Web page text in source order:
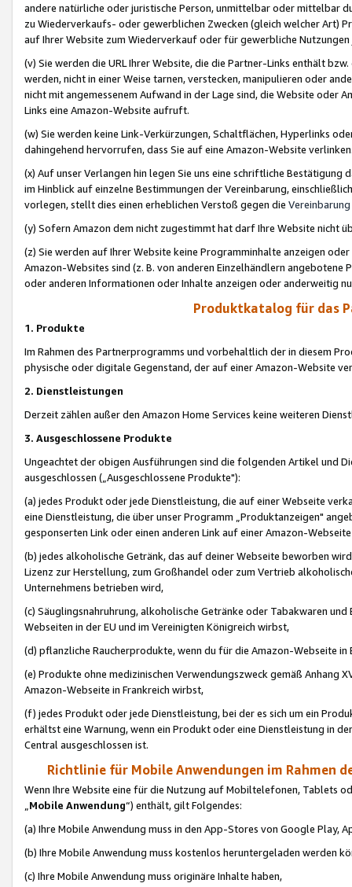
andere natürliche oder juristische Person, unmittelbar oder mittelbar
zu Wiederverkaufs- oder gewerblichen Zwecken (gleich welcher Art)
auf Ihrer Website zum Wiederverkauf oder für gewerbliche
(v) Sie werden die URL Ihrer Website, die die Partner-Links enthält
werden, nicht in einer Weise tarnen, verstecken, manipulieren oder
nicht mit angemessenem Aufwand in der Lage sind, die Website oder
Links eine Amazon-Website aufruft.
(w) Sie werden keine Link-Verkürzungen, Schaltflächen, Hyperlinks
dahingehend hervorrufen, dass Sie auf eine Amazon-Website
(x) Auf unser Verlangen hin legen Sie uns eine schriftliche
im Hinblick auf einzelne Bestimmungen der Vereinbarung,
vorlegen, stellt dies einen erheblichen Verstoß gegen die Vereinbarung
(y) Sofern Amazon dem nicht zugestimmt hat darf Ihre Website nicht
(z) Sie werden auf Ihrer Website keine Programminhalte anzeigen
Amazon-Websites sind (z. B. von anderen Einzelhändlern
oder anderen Informationen oder Inhalte anzeigen oder anderweitig
Produktkatalog für das
1. Produkte
Im Rahmen des Partnerprogramms und vorbehaltlich der in diesem
physische oder digitale Gegenstand, der auf einer Amazon-Website
2. Dienstleistungen
Derzeit zählen außer den Amazon Home Services keine weiteren
3. Ausgeschlossene Produkte
Ungeachtet der obigen Ausführungen sind die folgenden Artikel und
ausgeschlossen („Ausgeschlossene Produkte"):
(a) jedes Produkt oder jede Dienstleistung, die auf einer Webseite
eine Dienstleistung, die über unser Programm „Produktanzeigen"
gesponserten Link oder einen anderen Link auf einer Amazon-
(b) jedes alkoholische Getränk, das auf deiner Webseite beworben
Lizenz zur Herstellung, zum Großhandel oder zum Vertrieb
Unternehmens betrieben wird,
(c) Säuglingsnahruhrung, alkoholische Getränke oder Tabakwaren
Webseiten in der EU und im Vereinigten Königreich wirbst,
(d) pflanzliche Raucherprodukte, wenn du für die Amazon-Webseite in
(e) Produkte ohne medizinischen Verwendungszweck gemäß Anhang
Amazon-Webseite in Frankreich wirbst,
(f) jedes Produkt oder jede Dienstleistung, bei der es sich um ein
erhältst eine Warnung, wenn ein Produkt oder eine Dienstleistung in
Central ausgeschlossen ist.
Richtlinie für Mobile Anwendungen im Rahmen
Wenn Ihre Website eine für die Nutzung auf Mobiltelefonen, Tablets
„Mobile Anwendung“) enthält, gilt Folgendes:
(a) Ihre Mobile Anwendung muss in den App-Stores von Google Play,
(b) Ihre Mobile Anwendung muss kostenlos heruntergeladen werden
(c) Ihre Mobile Anwendung muss originäre Inhalte haben,